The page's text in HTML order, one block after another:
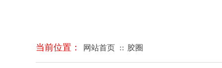
当前位置： 网站首页 ∷ 胶圈